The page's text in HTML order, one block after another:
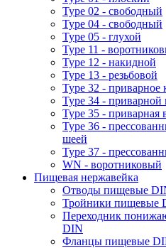
Type 02 - свободный
Type 04 - свободный
Type 05 - глухой
Type 11 -
Type 12 - накидной
Type 13 - резьбовой
Type 32 - приварное
Type 34 - приварной
Type 35 - приварная
Type 36 -
шеей
Type 37 -
WN - воротниковый
Пищевая нержавейка
Отводы пищевые
Тройники пищевые
Переходник
DIN
Фланцы пищевые